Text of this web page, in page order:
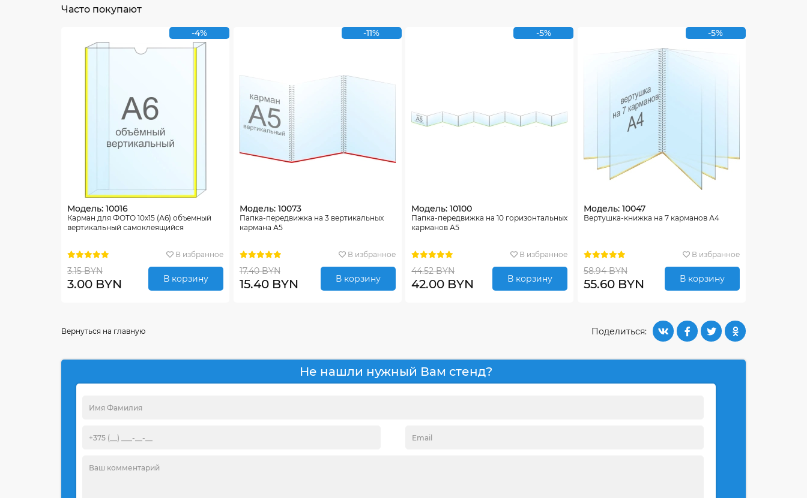
Часто покупают
-4%
Модель: 10016
Карман для ФОТО 10х15 (А6) объемный
вертикальный самоклеящийся
В избранное
3.15 BYN
3.00 BYN В корзину
-11%
Модель: 10073
Папка-передвижка на 3 вертикальных
кармана А5
В избранное
17.40 BYN
15.40 BYN В корзину
-5%
Модель: 10100
Папка-передвижка на 10 горизонтальных
карманов А5
В избранное
44.52 BYN
42.00 BYN В корзину
-5%
Модель: 10047
Вертушка-книжка на 7 карманов А4
В избранное
58.94 BYN
55.60 BYN В корзину
Поделиться:
Вернуться на главную
Не нашли нужный Вам стенд?